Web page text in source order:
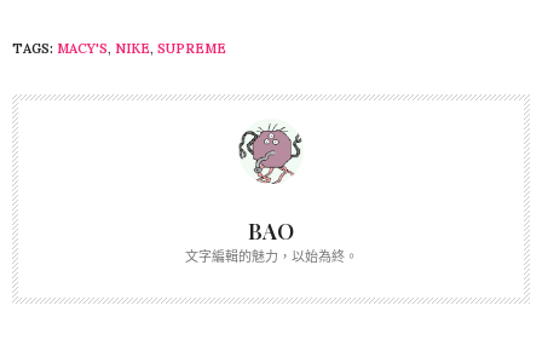
TAGS: MACY'S, NIKE, SUPREME
BAO
文字編輯的魅力，以始為終。